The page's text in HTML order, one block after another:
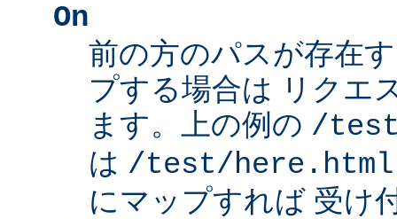
On
前の方のパスが存在
プする場合は リクエ
ます。上の例の /
は /test/here.html
にマップすれば 受け